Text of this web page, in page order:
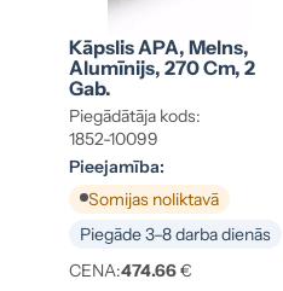
Kāpslis APA, Melns,
Alumīnijs, 270 Cm, 2
Gab.
Piegādātāja kods:
1852-10099
Pieejamība:
Somijas noliktavā
Piegāde 3–8 darba dienās
CENA:474.66€